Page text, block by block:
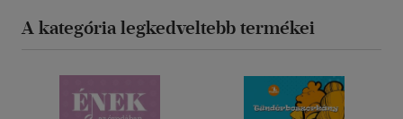
A kategória legkedveltebb termékei